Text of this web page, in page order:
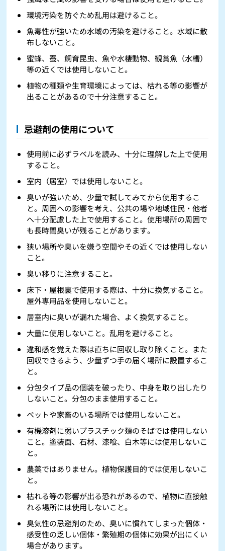
環境汚染を防ぐため乱用は避けること。
魚毒性が強いため水域の汚染を避けること。水域に散
布しないこと。
蜜蜂、蚕、飼育昆虫、魚や水棲動物、観賞魚（水槽）
等の近くでは使用しないこと。
植物の種類や生育環境によっては、枯れる等の影響が
出ることがあるので十分注意すること。
忌避剤の使用について
使用前に必ずラベルを読み、十分に理解した上で使用
すること。
室内（居室）では使用しないこと。
臭いが強いため、少量で試してみてから使用するこ
と。周囲への影響を考え、公共の場や地域住民・他者
へ十分配慮した上で使用すること。使用場所の周囲で
も長時間臭いが残ることがあります。
狭い場所や臭いを嫌う空間やその近くでは使用しない
こと。
臭い移りに注意すること。
床下・屋根裏で使用する際は、十分に換気すること。
屋外専用品を使用しないこと。
居室内に臭いが漏れた場合、よく換気すること。
大量に使用しないこと。乱用を避けること。
違和感を覚えた際は直ちに回収し取り除くこと。また
回収できるよう、少量ずつ手の届く場所に設置するこ
と。
分包タイプ品の個装を破ったり、中身を取り出したり
しないこと。分包のまま使用すること。
ペットや家畜のいる場所では使用しないこと。
有機溶剤に弱いプラスチック類のそばでは使用しない
こと。塗装面、石材、漆喰、白木等には使用しないこ
と。
農薬ではありません。植物保護目的では使用しないこ
と。
枯れる等の影響が出る恐れがあるので、植物に直接触
れる場所には使用しないこと。
臭気性の忌避剤のため、臭いに慣れてしまった個体・
感受性の乏しい個体・繁殖期の個体に効果が出にくい
場合があります。